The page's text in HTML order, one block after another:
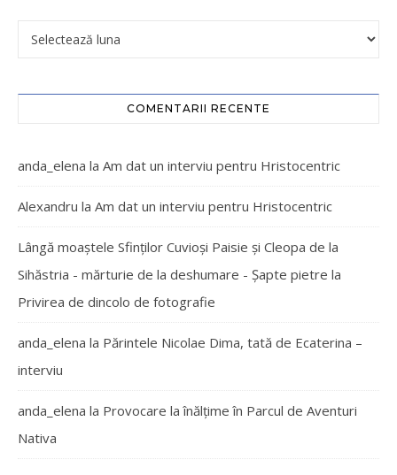
COMENTARII RECENTE
anda_elena la Am dat un interviu pentru Hristocentric
Alexandru la Am dat un interviu pentru Hristocentric
Lângă moaștele Sfinților Cuvioși Paisie și Cleopa de la
Sihăstria - mărturie de la deshumare - Şapte pietre la
Privirea de dincolo de fotografie
anda_elena la Părintele Nicolae Dima, tată de Ecaterina –
interviu
anda_elena la Provocare la înălțime în Parcul de Aventuri
Nativa